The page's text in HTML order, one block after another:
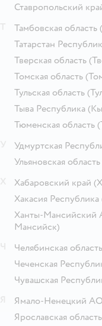
Ставропольский
Тамбовская область
Татарстан
Тверская область
Томская область
Тульская область
Тыва Республика
Тюменская область
Удмуртская
Ульяновская область
Хабаровский край
Хакасия Республика
Ханты-Мансийский
Мансийск)
Челябинская область
Чеченская
Чувашская
Ямало-Ненецкий
Ярославская область